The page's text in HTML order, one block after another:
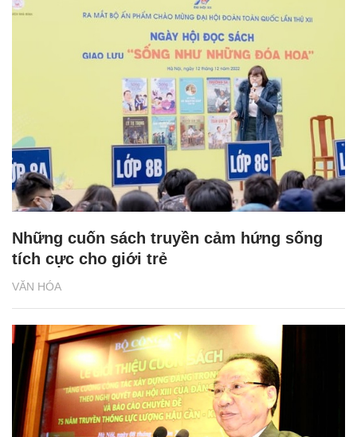
VĂN HÓA
Những cuốn sách truyền cảm hứng sống
tích cực cho giới trẻ